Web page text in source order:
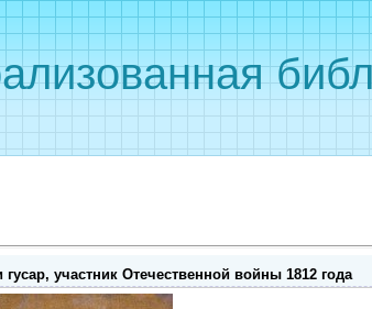
участник Отечественной войны 1812 года